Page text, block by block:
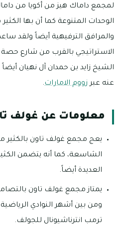
لمجمع داماك هيز من أكويا من
الوحدات المتنوعة كما أن بها
والمرافق الترفيهية أيضاً ولقد
الاستراتيجي بالقرب من شارع حصة
الشيخ زايد بن حمدان آل نهيان
عنه عبر زووم الامارات.
معلومات عن غولف
يعج مجمع غولف تاون بالكثير
الشاسعة، كما أنه يتضمن
العديدة أيضاً.
يمتاز مجمع غولف تاون
ومن بين أشهر النوادي
ترمب انترناشيونال للجولف.